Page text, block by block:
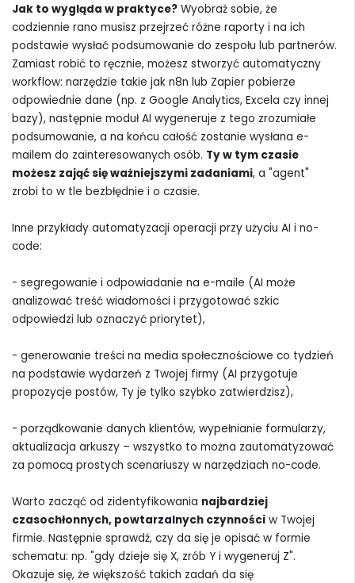
Jak to wygląda w praktyce? Wyobraź sobie, że
codziennie rano musisz przejrzeć różne raporty i na ich
podstawie wysłać podsumowanie do zespołu lub partnerów.
Zamiast robić to ręcznie, możesz stworzyć automatyczny
workflow: narzędzie takie jak n8n lub Zapier pobierze
odpowiednie dane (np. z Google Analytics, Excela czy innej
bazy), następnie moduł AI wygeneruje z tego zrozumiałe
podsumowanie, a na końcu całość zostanie wysłana e-
mailem do zainteresowanych osób. Ty w tym czasie
możesz zająć się ważniejszymi zadaniami, a "agent"
zrobi to w tle bezbłędnie i o czasie.
Inne przykłady automatyzacji operacji przy użyciu AI i no-
code:
- segregowanie i odpowiadanie na e-maile (AI może
analizować treść wiadomości i przygotować szkic
odpowiedzi lub oznaczyć priorytet),
- generowanie treści na media społecznościowe co tydzień
na podstawie wydarzeń z Twojej firmy (AI przygotuje
propozycje postów, Ty je tylko szybko zatwierdzisz),
- porządkowanie danych klientów, wypełnianie formularzy,
aktualizacja arkuszy – wszystko to można zautomatyzować
za pomocą prostych scenariuszy w narzędziach no-code.
Warto zacząć od zidentyfikowania najbardziej
czasochłonnych, powtarzalnych czynności w Twojej
firmie. Następnie sprawdź, czy da się je opisać w formie
schematu: np. "gdy dzieje się X, zrób Y i wygeneruj Z".
Okazuje się, że większość takich zadań da się